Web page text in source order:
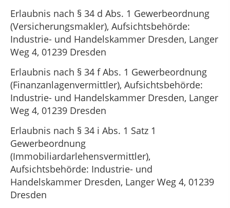
Erlaubnis nach § 34 d Abs. 1 Gewerbeordnung
(Versicherungsmakler), Aufsichtsbehörde:
Industrie- und Handelskammer Dresden, Langer
Weg 4, 01239 Dresden
Erlaubnis nach § 34 f Abs. 1 Gewerbeordnung
(Finanzanlagenvermittler), Aufsichtsbehörde:
Industrie- und Handelskammer Dresden, Langer
Weg 4, 01239 Dresden
Erlaubnis nach § 34 i Abs. 1 Satz 1
Gewerbeordnung
(Immobiliardarlehensvermittler),
Aufsichtsbehörde: Industrie- und
Handelskammer Dresden, Langer Weg 4, 01239
Dresden